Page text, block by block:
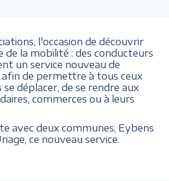
l'occasion de découvrir
de la mobilité : des conducteurs
un service nouveau de
de permettre à tous ceux
déplacer, de se rendre aux
commerces ou à leurs
avec deux communes, Eybens
ce nouveau service.